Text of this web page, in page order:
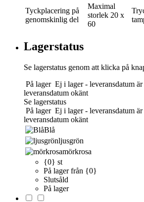
Tyckplacering på
genomskinlig del
Maximal
storlek 20 x
60
Lagerstatus
Se lagerstatus genom att klicka på
På lager Ej i lager - leveransdatum
leveransdatum okänt
Se lagerstatus
På lager Ej i lager - leveransdatum
leveransdatum okänt
Blå
ljusgrön
mörkrosa
{0} st
På lager från {0}
Slutsåld
På lager